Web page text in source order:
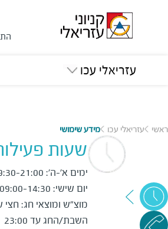
עזריאלי עכו
ראשי עזריאלי עכו מידע שימושי
שעות
השבת/החג עד 23:00